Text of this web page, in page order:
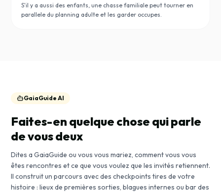
S'il y a aussi des enfants, une chasse familiale peut tourner en
parallele du planning adulte et les garder occupes.
GaiaGuide AI
Faites-en quelque chose qui parle
de vous deux
Dites a GaiaGuide ou vous vous mariez, comment vous vous
êtes rencontres et ce que vous voulez que les invités retiennent.
Il construit un parcours avec des checkpoints tires de votre
histoire : lieux de premières sorties, blagues internes ou bar des